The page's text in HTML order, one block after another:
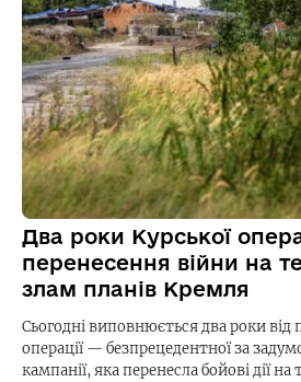
Два роки Курської
перенесення війни на
злам планів Кремля
Сьогодні виповнюється два роки від
операції — безпрецедентної за
кампанії, яка перенесла бойові дії